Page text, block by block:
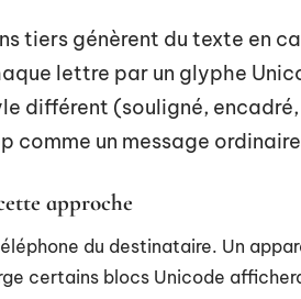
tiers génèrent du texte en
lettre par un glyphe
différent (souligné,
comme un message
approche
du destinataire. Un
certains blocs Unicode